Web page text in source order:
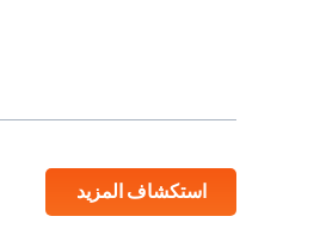
استكشاف المزيد